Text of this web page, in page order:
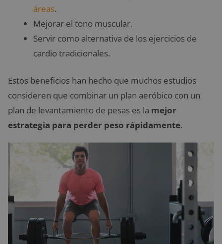
áreas.
Mejorar el tono muscular.
Servir como alternativa de los ejercicios de
cardio tradicionales.
Estos beneficios han hecho que muchos estudios
consideren que combinar un plan aeróbico con un
plan de levantamiento de pesas es la mejor
estrategia para perder peso rápidamente.